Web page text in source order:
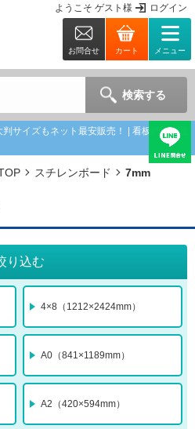
ようこそ ゲスト 様 ログイン
お問合せ カート メニュー
検索する
サイズもネット最安販売！ | 看板の激安通
スチレンボード 7mm
り込む
4×8（1212×2424mm）
A0（841×1189mm）
A2（420×594mm）